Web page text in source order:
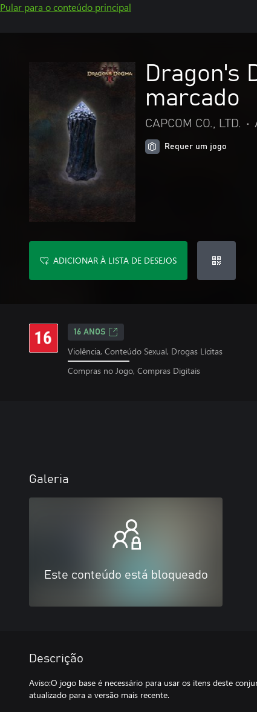
Pular para o conteúdo principal
Dragon's
marcado
CAPCOM CO., LTD. •
Requer um jogo
ADICIONAR À LISTA DE DESEJOS
16 ANOS
Violência, Conteúdo Sexual, Drogas Lícitas
Compras no Jogo, Compras Digitais
Galeria
Este conteúdo está bloqueado
Descrição
Aviso:O jogo base é necessário para usar os itens deste
atualizado para a versão mais recente.